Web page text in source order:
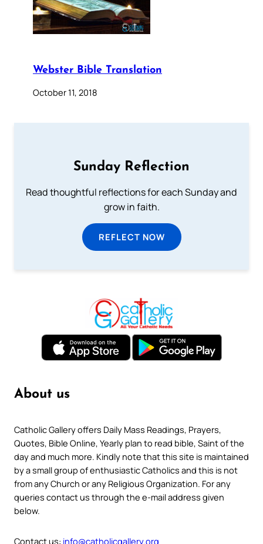
Webster Bible Translation
October 11, 2018
Sunday Reflection
Read thoughtful reflections for each Sunday and
grow in faith.
REFLECT NOW
About us
Catholic Gallery offers Daily Mass Readings, Prayers,
Quotes, Bible Online, Yearly plan to read bible, Saint of the
day and much more. Kindly note that this site is maintained
by a small group of enthusiastic Catholics and this is not
from any Church or any Religious Organization. For any
queries contact us through the e-mail address given
below.
Contact us: info@catholicgallery.org